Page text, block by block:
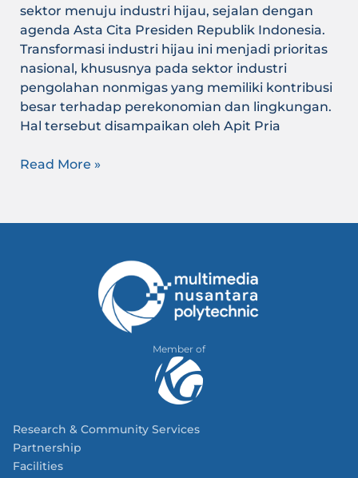
sektor menuju industri hijau, sejalan dengan
agenda Asta Cita Presiden Republik Indonesia.
Transformasi industri hijau ini menjadi prioritas
nasional, khususnya pada sektor industri
pengolahan nonmigas yang memiliki kontribusi
besar terhadap perekonomian dan lingkungan.
Hal tersebut disampaikan oleh Apit Pria
Read More »
Member of
Research & Community Services
Partnership
Facilities